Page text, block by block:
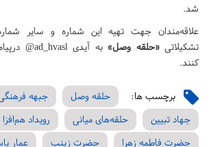
شد.
علاقه‌مندان جهت تهیه این شماره و سایر
تشکیلاتی«حلقه وصل»به آیدی ad_hvasl@ درپیامرسان
کنند.
برچسب ها: حلقه وصل
جبهه
جهاد تبیین
حلقه‌های میانی رویداد هم‌افزا
حضرت فاطمه زهرا
حضرت زینب
عمار